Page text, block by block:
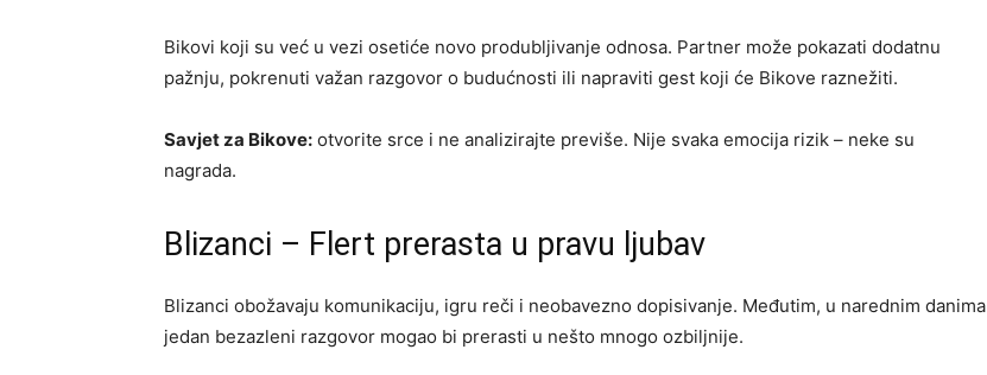
Bikovi koji su već u vezi osetiće novo produbljivanje odnosa. Partner može pokazati dodatnu
pažnju, pokrenuti važan razgovor o budućnosti ili napraviti gest koji će Bikove raznežiti.
Savjet za Bikove: otvorite srce i ne analizirajte previše. Nije svaka emocija rizik – neke su
nagrada.
Blizanci – Flert prerasta u pravu ljubav
Blizanci obožavaju komunikaciju, igru reči i neobavezno dopisivanje. Međutim, u narednim danima
jedan bezazleni razgovor mogao bi prerasti u nešto mnogo ozbiljnije.